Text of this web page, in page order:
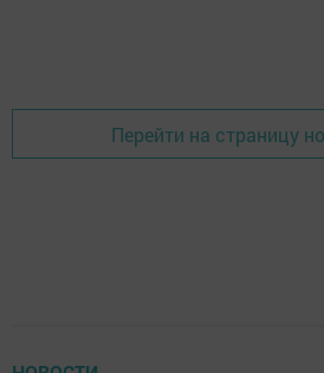
Перейти на страницу